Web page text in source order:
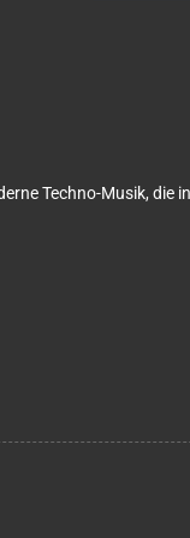
Techno-Musik, die